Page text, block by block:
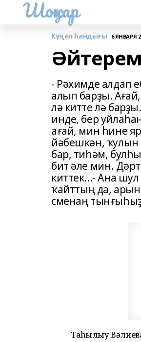
Шоңҡар
Күңел һандығы 6 ЯНВАРЯ
- Рәхимде алдап
алып барҙы.
лә китте лә
инде, бер
ағай, мин һине
йәбешкән,
бар, тиһәм,
бит әле мин.
киттек...- Ана
ҡайттың да,
сменаң
Таңһылыу